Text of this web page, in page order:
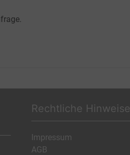
Rechtliche Hinweise
Impressum
AGB